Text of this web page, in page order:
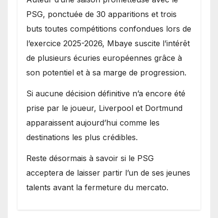
PSG, ponctuée de 30 apparitions et trois
buts toutes compétitions confondues lors de
l’exercice 2025-2026, Mbaye suscite l’intérêt
de plusieurs écuries européennes grâce à
son potentiel et à sa marge de progression.
Si aucune décision définitive n’a encore été
prise par le joueur, Liverpool et Dortmund
apparaissent aujourd’hui comme les
destinations les plus crédibles.
Reste désormais à savoir si le PSG
acceptera de laisser partir l’un de ses jeunes
talents avant la fermeture du mercato.